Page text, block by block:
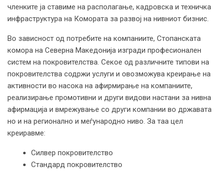
членките ја ставиме на располагање, кадровска и техничка
инфраструктура на Комората за развој на нивниот бизнис.
Во зависност од потребите на компаниите, Стопанската
комора на Северна Македонија изгради професионален
систем на покровителства. Секое од различните типови на
покровителства содржи услуги и овозможува креирање на
активности во насока на афирмирање на компаниите,
реализирање промотивни и други видови настани за нивна
афирмација и вмрежување со други компании во државата
но и на регионално и меѓународно ниво. За таа цел
креиравме:
Силвер покровителство
Стандард покровителство